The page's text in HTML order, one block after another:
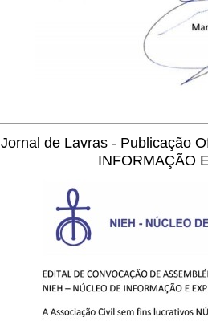
Jornal de Lavras - Publicação
INFORMAÇÃO